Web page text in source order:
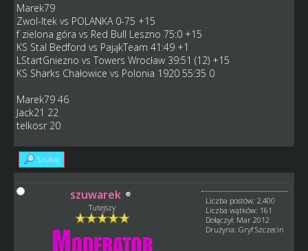
Marek79
Zwol-Itek vs POLANKA 0-75 +15
f zielona góra vs Red Bull Leszno 75:0 +15
KS Stal Bedford vs PająkTeam 41:49 +1
LStartGniezno vs Towers Wrocław 39:51 (12) +15
KS Sharks Chałowice vs Polonia 1920 55:35 0
Marek79 46
Jack21 22
telkosr 20
Szukaj
szuwarek
Tutejszy
Liczba postów: 2,400
Liczba wątków: 161
Dołączył: Mar 2012
Drużyna: Gryf Szczecin